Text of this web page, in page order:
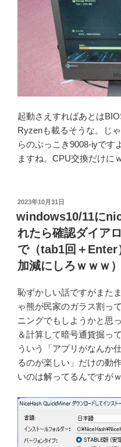
起動さえすればあとは
Ryzenも載るそうな。じ
らのぶっこき9008-iyです
ますね。CPU交換だけに
投
日:
2023年10月31日
windows10/11に
れたら確認ダイア
で（tab1回＋Enter
加減にしろｗｗｗ）
恥ずかしい話ですがまた
ゃ熊が民家のガラス割っ
ニングでもしようかと思
＆計算して暗号通貨掘っ
ういう「アプリがなんか
るのが楽しい」だけの動
いのは解ってるんですがｗ